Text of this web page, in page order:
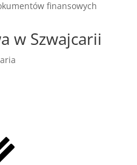
finansowych
w Szwajcarii